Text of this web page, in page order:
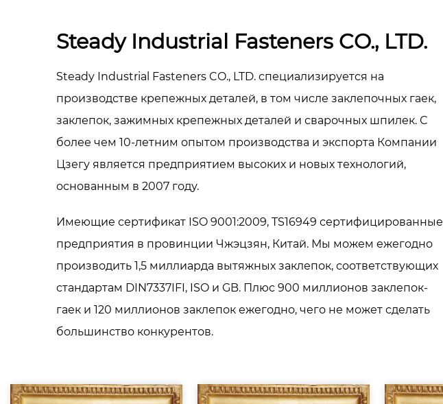
Steady Industrial Fasteners CO., LTD.
Steady Industrial Fasteners CO., LTD. специализируется на
производстве крепежных деталей, в том числе заклепочных гаек,
заклепок, зажимных крепежных деталей и сварочных шпилек. С
более чем 10-летним опытом производства и экспорта Компании
Цзегу является предприятием высоких и новых технологий,
основанным в 2007 году.
Имеющие сертификат ISO 9001:2009, TS16949 сертифицированные
предприятия в провинции Чжэцзян, Китай. Мы можем ежегодно
производить 1,5 миллиарда вытяжных заклепок, соответствующих
стандартам DIN7337IFI, ISO и GB. Плюс 900 миллионов заклепок-
гаек и 120 миллионов заклепок ежегодно, чего не может сделать
большинство конкурентов.